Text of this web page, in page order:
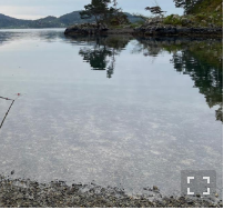
e
r
m
n
y
n
d
e
m
e
n